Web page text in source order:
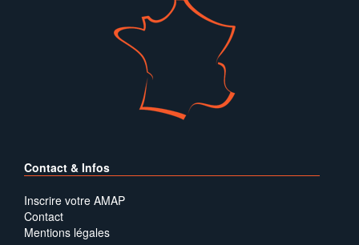
Contact & Infos
Inscrire votre AMAP
Contact
Mentions légales